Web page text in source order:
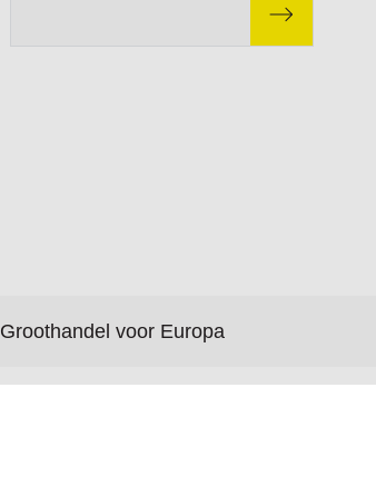
Groothandel voor Europa